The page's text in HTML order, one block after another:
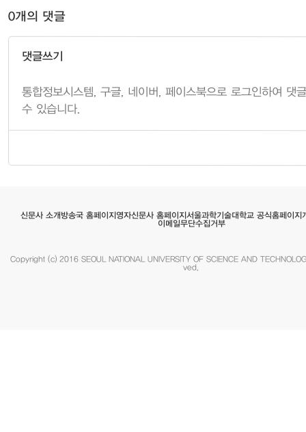
0개의 댓글
댓글쓰기
신문사 소개방송국 홈페이지영자신문사 홈페이지서울과학기술대학교 공식홈페이지
이메일무단수집거부
Copyright (c) 2016 SEOUL NATIONAL UNIVERSITY OF SCIENCE AND
ved.